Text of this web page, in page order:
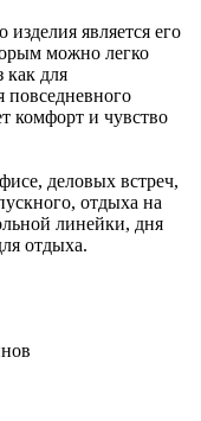
является его
можно легко
как для
повседневного
комфорт и чувство
деловых встреч,
отдыха на
линейки, дня
отдыха.